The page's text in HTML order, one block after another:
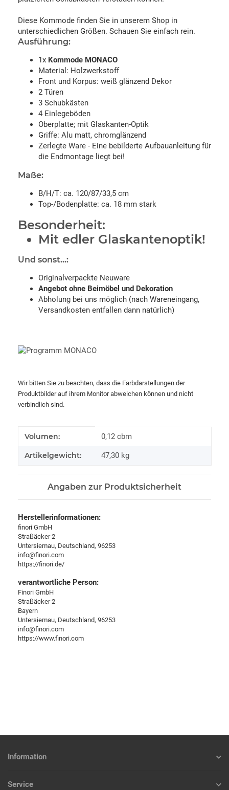
Diese Kommode finden Sie in unserem Shop in
unterschiedlichen Größen. Schauen Sie einfach rein.
Ausführung:
1x Kommode MONACO
Material: Holzwerkstoff
Front und Korpus: weiß glänzend Dekor
2 Türen
3 Schubkästen
4 Einlegeböden
Oberplatte; mit Glaskanten-Optik
Griffe: Alu matt, chromglänzend
Zerlegte Ware - Eine bebilderte Aufbauanleitung für
die Endmontage liegt bei!
Maße:
B/H/T: ca. 120/87/33,5 cm
Top-/Bodenplatte: ca. 18 mm stark
Besonderheit:
Mit edler Glaskantenoptik!
Und sonst...:
Originalverpackte Neuware
Angebot ohne Beimöbel und Dekoration
Abholung bei uns möglich (nach Wareneingang,
Versandkosten entfallen dann natürlich)
Wir bitten Sie zu beachten, dass die Farbdarstellungen der
Produktbilder auf ihrem Monitor abweichen können und nicht
verbindlich sind.
Produkteigenschaft
Wert
Volumen: 0,12 cbm
Artikelgewicht: 47,30 kg
Angaben zur Produktsicherheit
Herstellerinformationen:
finori GmbH
Straßäcker 2
Untersiemau, Deutschland, 96253
info@finori.com
https://finori.de/
verantwortliche Person:
Finori GmbH
Straßäcker 2
Bayern
Untersiemau, Deutschland, 96253
info@finori.com
https://www.finori.com
Information
Service